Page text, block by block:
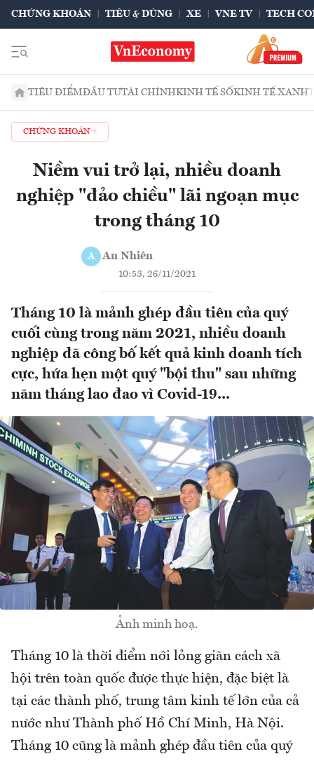
CHỨNG KHOÁN TIÊU & DÙNG XE VNE TV TECH
TIÊU ĐIỂMĐẦU TƯTÀI CHÍNHKINH TẾ SỐKINH TẾ XANH
CHỨNG KHOÁN
Niềm vui trở lại, nhiều doanh
nghiệp "đảo chiều" lãi ngoạn mục
trong tháng 10
A An Nhiên
10:53, 26/11/2021
Tháng 10 là mảnh ghép đầu tiên của quý
cuối cùng trong năm 2021, nhiều doanh
nghiệp đã công bố kết quả kinh doanh tích
cực, hứa hẹn một quý "bội thu" sau những
năm tháng lao đao vì Covid-19...
Ảnh minh hoạ.
Tháng 10 là thời điểm nới lỏng giãn cách xã
hội trên toàn quốc được thực hiện, đặc biệt là
tại các thành phố, trung tâm kinh tế lớn của cả
nước như Thành phố Hồ Chí Minh, Hà Nội.
Tháng 10 cũng là mảnh ghép đầu tiên của quý